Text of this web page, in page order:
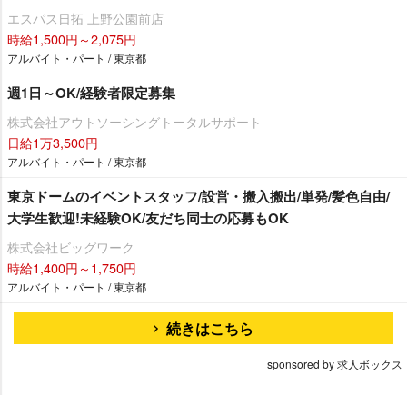
エスパス日拓 上野公園前店
時給1,500円～2,075円
アルバイト・パート / 東京都
週1日～OK/経験者限定募集
株式会社アウトソーシングトータルサポート
日給1万3,500円
アルバイト・パート / 東京都
東京ドームのイベントスタッフ/設営・搬入搬出/単発/髪色自由/
大学生歓迎!未経験OK/友だち同士の応募もOK
株式会社ビッグワーク
時給1,400円～1,750円
アルバイト・パート / 東京都
続きはこちら
sponsored by 求人ボックス